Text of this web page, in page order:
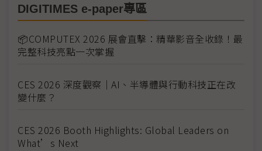
DIGITIMES e-paper專區
📦COMPUTEX 2026 展會直擊：精華影音全收錄！最
完整科技亮點一次掌握
CES 2026 深度觀察｜AI、半導體與行動科技正在改
變什麼？
CES 2026 Booth Highlights: Global Leaders on
What’s Next